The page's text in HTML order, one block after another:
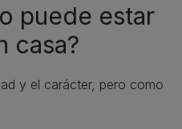
puede estar
casa?
y el carácter, pero como